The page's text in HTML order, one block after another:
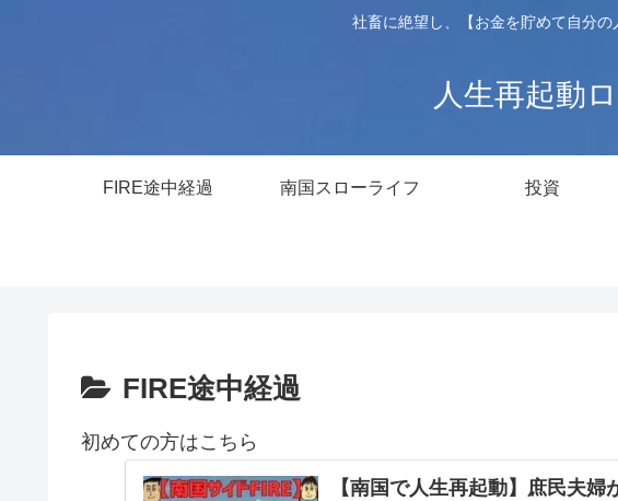
社畜に絶望し、【お金を貯めて自分
人生再起動
FIRE途中経過 南国スローライフ 投資
FIRE途中経過
初めての方はこちら
【南国で人生再起動】庶民夫